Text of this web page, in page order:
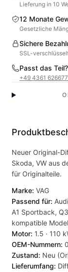
Lieferung in 10
12 Monate
Gesetzliche
Sichere
SSL-
Passt das
+49 4361
Neuer Original-
Skoda, VW aus
für Originalteile.
Marke: VAG
Passend für:
A1 Sportback,
kompatible
Motor: 1.5 · 110
OEM-Nummern:
Zustand: Neu
Lieferumfang: